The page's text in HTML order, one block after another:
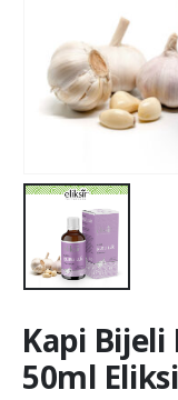
Kapi
50ml